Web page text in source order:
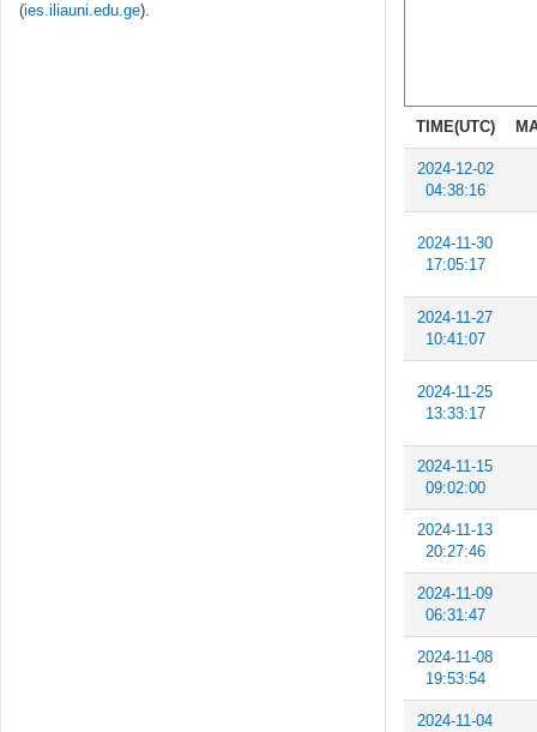
(ies.iliauni.edu.ge).
TIME(UTC)
2024-12-02
04:38:16
2024-11-30
17:05:17
2024-11-27
10:41:07
2024-11-25
13:33:17
2024-11-15
09:02:00
2024-11-13
20:27:46
2024-11-09
06:31:47
2024-11-08
19:53:54
2024-11-04